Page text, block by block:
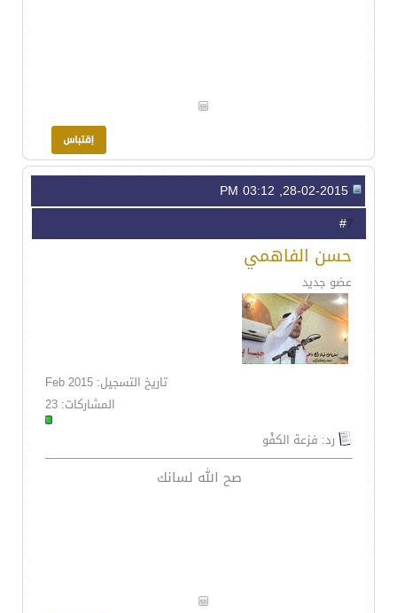
7
حسن الفاهمي
عضو جديد
تاريخ التسجيل: Feb 2015
المشاركات: 23
رد: فزعة الكفْو
صح الله لسانك